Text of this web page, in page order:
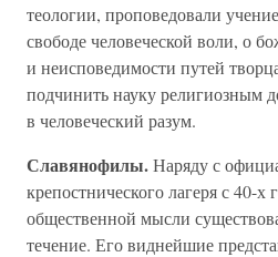
теологии, проповедовали
свободе человеческой воли, о
и неисповедимости путей
подчинить науку религиозным
в человеческий разум.
Славянофилы.Наряду с
крепостнического лагеря с 40-х
общественной мысли
течение. Его виднейшие